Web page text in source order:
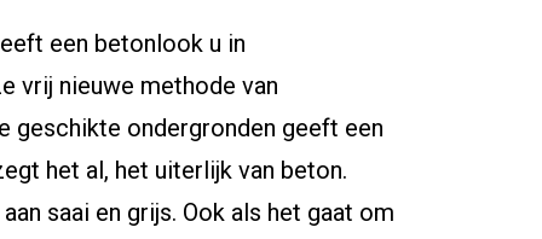
een betonlook u in
vrij nieuwe methode van
geschikte ondergronden geeft een
het al, het uiterlijk van beton.
saai en grijs. Ook als het gaat om